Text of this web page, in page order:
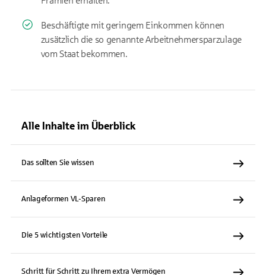
Beschäftigte mit geringem Einkommen können
zusätzlich die so genannte Arbeitnehmersparzulage
vom Staat bekommen.
Alle Inhalte im Überblick
Das sollten Sie wissen
Anlageformen VL-Sparen
Die 5 wichtigsten Vorteile
Schritt für Schritt zu Ihrem extra Vermögen